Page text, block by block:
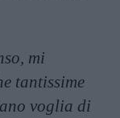
mi
tantissime
voglia di